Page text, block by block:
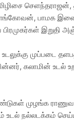
செளந்தராஜன்,
பாமக
இறுதி
முப்படை
கலாமின் உடல்
முழங்க ராணுவ
உடல் நல்லடக்கம்